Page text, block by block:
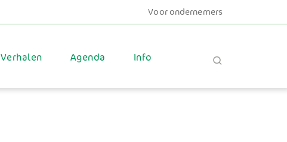
Voor ondernemers
Verhalen Agenda Info